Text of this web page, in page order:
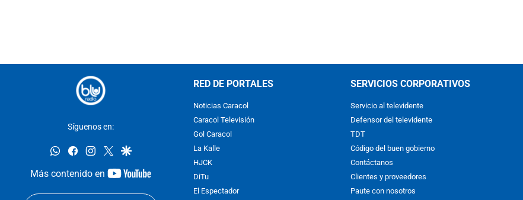
Síguenos en:
whatsappfacebookinstagram
twittergoogle
Más contenido en
youtube-
RED DE PORTALES
Noticias Caracol
Caracol Televisión
Gol Caracol
La Kalle
HJCK
DiTu
El Espectador
SERVICIOS CORPORATIVOS
Servicio al televidente
Defensor del televidente
TDT
Código del buen gobierno
Contáctanos
Clientes y proveedores
Paute con nosotros